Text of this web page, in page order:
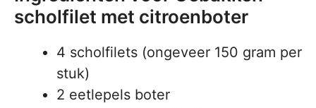
scholfilet met citroenboter
4 scholfilets (ongeveer 150 gram per
stuk)
2 eetlepels boter